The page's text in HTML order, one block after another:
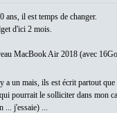
ans, il est temps de changer.
d'ici 2 mois.
MacBook Air 2018 (avec
un mais, ils est écrit partout
pourrait le solliciter dans mon
... j'essaie) ...